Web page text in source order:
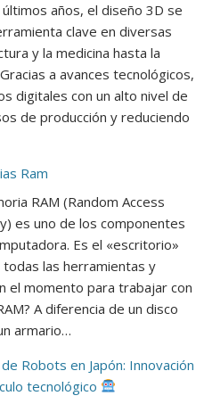
últimos años, el diseño 3D se
clave en diversas
y la medicina hasta la
a avances tecnológicos,
digitales con un alto nivel de
de producción y reduciendo
Ram
RAM (Random Access
es uno de los componentes
Es el «escritorio»
las herramientas y
el momento para trabajar con
A diferencia de un disco
armario…
Robots en Japón: Innovación
tecnológico